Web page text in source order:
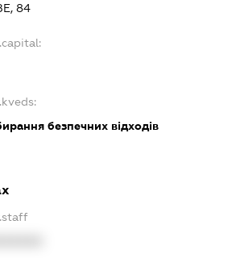
84
безпечних відходів